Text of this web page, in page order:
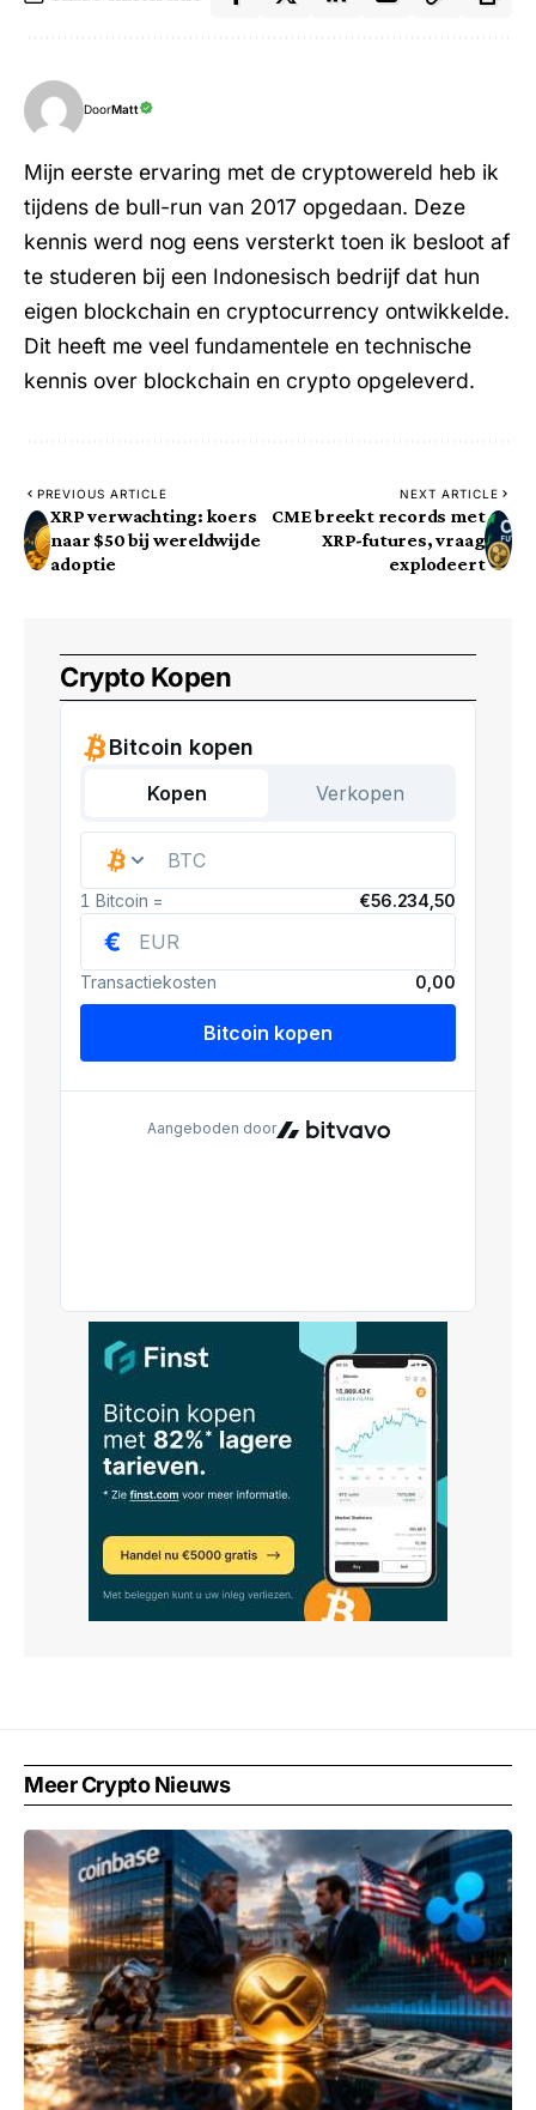
DoorMatt
Mijn eerste ervaring met de cryptowereld heb ik
tijdens de bull-run van 2017 opgedaan. Deze
kennis werd nog eens versterkt toen ik besloot af
te studeren bij een Indonesisch bedrijf dat hun
eigen blockchain en cryptocurrency ontwikkelde.
Dit heeft me veel fundamentele en technische
kennis over blockchain en crypto opgeleverd.
PREVIOUS ARTICLE
XRP verwachting: koers
naar $50 bij wereldwijde
adoptie
NEXT ARTICLE
CME breekt records met
XRP-futures, vraag
explodeert
Crypto Kopen
Meer Crypto Nieuws